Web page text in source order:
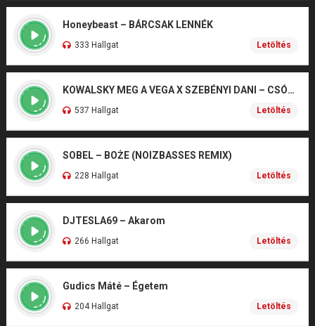
Honeybeast – BÁRCSAK LENNÉK
333 Hallgat Letöltés
KOWALSKY MEG A VEGA X SZEBÉNYI DANI – CSÓNAK
537 Hallgat Letöltés
SOBEL – BOŻE (NOIZBASSES REMIX)
228 Hallgat Letöltés
DJTESLA69 – Akarom
266 Hallgat Letöltés
Gudics Máté – Égetem
204 Hallgat Letöltés